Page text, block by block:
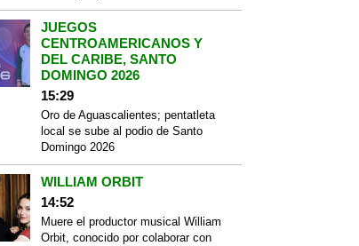
JUEGOS
CENTROAMERICANOS Y
DEL CARIBE, SANTO
DOMINGO 2026
15:29
Oro de Aguascalientes; pentatleta
local se sube al podio de Santo
Domingo 2026
WILLIAM ORBIT
14:52
Muere el productor musical William
Orbit, conocido por colaborar con